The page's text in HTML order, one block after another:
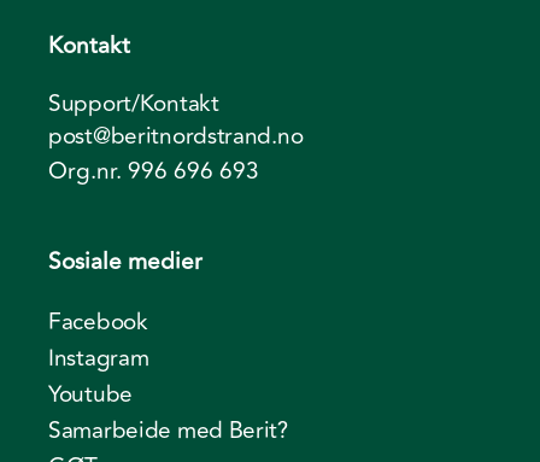
Kontakt
Support/Kontakt
post@beritnordstrand.no
Org.nr. 996 696 693
Sosiale medier
Facebook
Instagram
Youtube
Samarbeide med Berit?